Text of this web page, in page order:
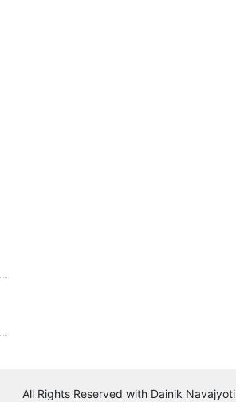
All Rights Reserved with Dainik Navajyoti